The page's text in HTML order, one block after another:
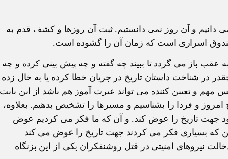
دانیم و آن روز نمی دانستیم. ثبت آن روزها و کشف قدم به
اسراری است که زمان آن را گشوده است.
باز می گردد تا ببیند چه گفته و چه پیش بینی کرده و چه
در شناخت داستان تاریخ در جریان خطا کرده یا به خال زده
1999 در باره اتفاقاتی بس مهم و تعیین کننده می تواند عبرت آموز هم باشد از این بابت
امروز و فردا را بشناسیم و مسیرها را تشخیص بدهیم. بعلاوه،
جهت تاریخ را عوض کند. و آن که ما فکر می کردیم عوض
که بسیاری فکر می کردند جهت تاریخ را عوض می کند
نیروهای امنیتی در قتل روشنفکران یکی از این بزنگاه